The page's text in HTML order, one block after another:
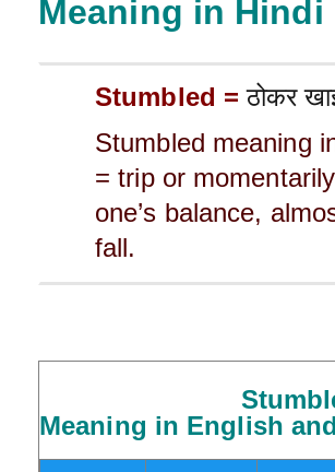
Meaning in Hindi
Stumbled =ठोकर
Stumbled meaning
= trip or
one’s balance,
fall.
Meaning in English